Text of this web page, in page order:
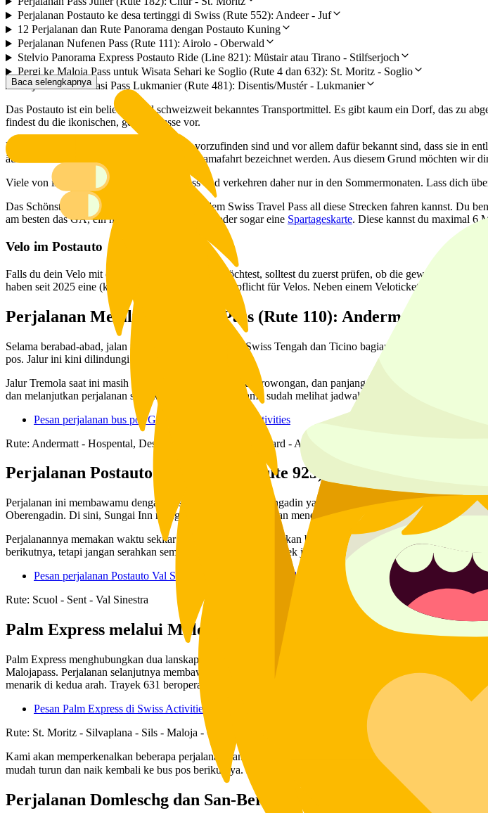
Perjalanan Postauto ke desa tertinggi di Swiss (Rute 552): Andeer - Juf
12 Perjalanan dan Rute Panorama dengan Postauto Kuning
Perjalanan Nufenen Pass (Rute 111): Airolo - Oberwald
Stelvio Panorama Express Postauto Ride (Line 821): Müstair atau Tirano - Stilfserjoch
Pergi ke Maloja Pass untuk Wisata Sehari ke Soglio (Rute 4 dan 632): St. Moritz - Soglio
Perjalanan Melintasi Pass Lukmanier (Rute 481): Disentis/Mustér - Lukmanier
Das Postauto ist ein beliebtes und schweizweit bekanntes Transportmittel. Es gibt kaum ein Dorf, das zu
findest du die ikonischen, gelben Busse vor.
Dass die Postautos in der ganzen Schweiz vorzufinden sind und vor allem dafür bekannt sind, dass sie in
äusserst aussichtsreich und können als Panoramafahrt bezeichnet werden. Aus diesem Grund möchten wir
Viele von ihnen führen über einen Bergpass und verkehren daher nur in den Sommermonaten. Lass dich
Das Schönste an den Fahrten ist, dass du mit dem Swiss Travel Pass all diese Strecken fahren kannst. Du
am besten das GA, ein normales Streckenticket oder sogar eine Spartageskarte. Diese kannst du maximal 6
Velo im Postauto
Falls du dein Velo mit dem Postauto mitnehmen möchtest, solltest du zuerst prüfen, ob die gewählte
haben seit 2025 eine (kostenpflichtige) Reservationspflicht für Velos. Neben einem Veloticket kaufst du also
Perjalanan Melalui Gotthard Pass (Rute 110): Andermatt - Airolo
Selama berabad-abad, jalan ini telah menghubungkan Swiss Tengah dan Ticino bagian selatan. Kereta
pos. Jalur ini kini dilindungi sebagai warisan budaya.
Jalur Tremola saat ini masih memiliki 13 jembatan, satu terowongan, dan panjang galeri longsor. Yang
dan melanjutkan perjalanan sewaktu-waktu, asalkan kamu sudah melihat jadwalnya dengan jelas.
Pesan perjalanan bus pos Gotthardpass di Swiss Activities
Rute: Andermatt - Hospental, Desa - Mätteli - Puncak Gotthard - Airolo
Perjalanan Postauto Val Sinestra (Rute 925): Scuol - Val Sinestra
Perjalanan ini membawamu dengan Postauto melalui Unterengadin yang indah. Val Sinestra bahkan
Oberengadin. Di sini, Sungai Inn mengalir di atas batu-batu dan menemukan jalannya di antara dinding yang
Perjalanannya memakan waktu sekitar setengah jam dan dilakukan beberapa kali dalam sehari. Kamu
berikutnya, tetapi jangan serahkan semuanya pada kebetulan. Cek jadwalnya terlebih dahulu.
Pesan perjalanan Postauto Val Sinestra dari Scuol (retour) di Swiss Activities
Rute: Scuol - Sent - Val Sinestra
Palm Express melalui Malojapass (Trayek 631): St. Moritz -
Palm Express menghubungkan dua lanskap yang ekstrem. Kamu berangkat dari
langsung di
Malojapass. Perjalanan selanjutnya membawamu melalui Italia menuju
yang dipenuhi pohon
menarik di kedua arah. Trayek 631 beroperasi sekali sehari dan membutuhkan reservasi tempat duduk.
Pesan Palm Express di Swiss Activities
Rute: St. Moritz - Silvaplana - Sils - Maloja - Casaccia - Chiavenna - Gravedona - Menaggio - Cima -
Kami akan memperkenalkan beberapa perjalanan panorama dan jalur pegunungan yang sangat indah.
mudah turun dan naik kembali ke bus pos berikutnya. Namun, untuk beberapa perjalanan, sebaiknya kamu
Perjalanan Domleschg dan San-Bernardino (Rute 171): Chur -
Baca selengkapnya